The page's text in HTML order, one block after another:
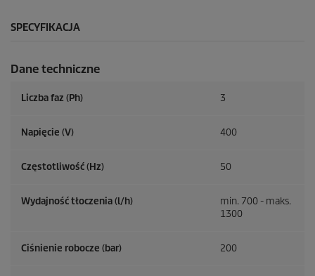
SPECYFIKACJA
Dane techniczne
Liczba faz (Ph) 3
Napięcie (V) 400
Częstotliwość (Hz) 50
Wydajność tłoczenia (l/h)
min. 700 - maks.
1300
Ciśnienie robocze (bar) 200